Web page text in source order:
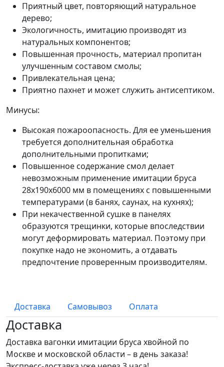
Приятный цвет, повторяющий натуральное
дерево;
Экологичность, имитацию производят из
натуральных компонентов;
Повышенная прочность, материал пропитан
улучшенным составом смолы;
Привлекательная цена;
Приятно пахнет и может служить антисептиком.
Минусы:
Высокая пожароопасность. Для ее уменьшения
требуется дополнительная обработка
дополнительными пропитками;
Повышенное содержание смол делает
невозможным применение имитации бруса
28х190х6000 мм в помещениях с повышенными
температурами (в банях, саунах, на кухнях);
При некачественной сушке в панелях
образуются трещинки, которые впоследствии
могут деформировать материал. Поэтому при
покупке надо не экономить, а отдавать
предпочтение проверенным производителям.
Доставка Самовывоз Оплата
Доставка
Доставка вагонки имитации бруса хвойной по
Москве и московской области – в день заказа!